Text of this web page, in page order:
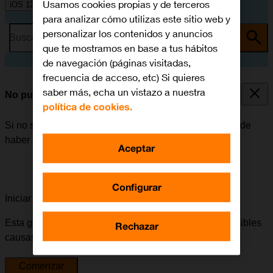
iOS 12.0
Busca por problema o tema
No puedo enviar ni recibir correo electrónico
Si no se puede enviar ni recibir correo electrónico, puede
haber varias causas posibles al problema.
Iniciar la guía para solucionar tu problema
Esta guía te va a conducir a través de una serie de posibles
causas y soluciones al problema.
Comenzar
Usamos cookies propias y de terceros
para analizar cómo utilizas este sitio web y
personalizar los contenidos y anuncios
que te mostramos en base a tus hábitos
de navegación (páginas visitadas,
frecuencia de acceso, etc) Si quieres
saber más, echa un vistazo a nuestra
política de cookies.
Configurar
Rechazar
Aceptar